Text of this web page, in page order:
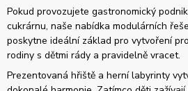
Pokud provozujete gastronomický
cukrárnu, naše nabídka modulárních
poskytne ideální základ pro vytvoření
rodiny s dětmi rády a pravidelně vracet.
Prezentovaná hřiště a herní labyrinty